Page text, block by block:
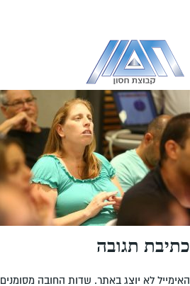
העמוד
כתיבת תגובה
האימייל לא יוצג באתר. שדות החובה מסומנים